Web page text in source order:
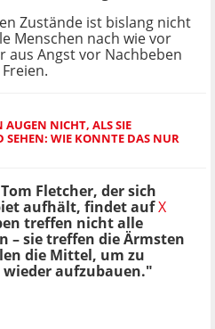
Zustände ist bislang nicht
Menschen nach wie vor
aus Angst vor Nachbeben
AUGEN NICHT, ALS SIE
WIE KONNTE DAS NUR P
Fletcher, der sich
aufhält, findet aufX
treffen nicht alle
– sie treffen die Ärmsten
die Mittel, um zu
aufzubauen."